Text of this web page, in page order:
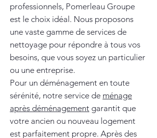
professionnels, Pomerleau Groupe
est le choix idéal. Nous proposons
une vaste gamme de services de
nettoyage pour répondre à tous vos
besoins, que vous soyez un particulier
ou une entreprise.
Pour un déménagement en toute
sérénité, notre service de ménage
après déménagement garantit que
votre ancien ou nouveau logement
est parfaitement propre. Après des